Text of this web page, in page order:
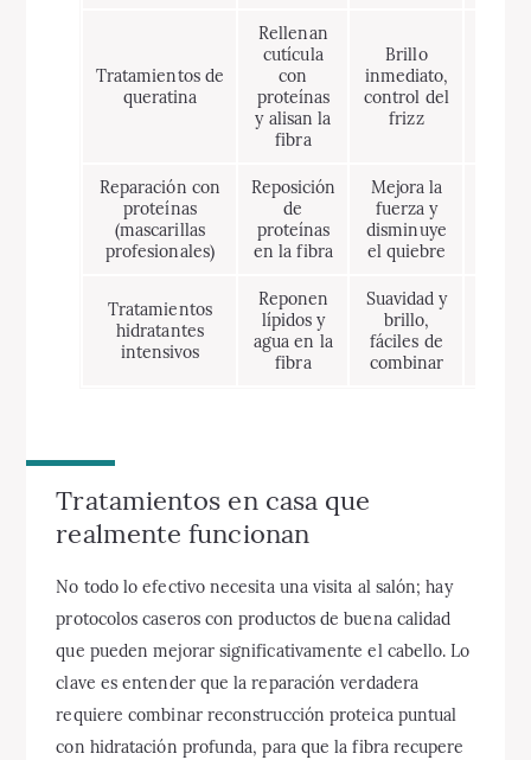
Tratamientos de
queratina
Rellenan
cutícula
con
proteínas
y alisan la
fibra
Brillo
inmediato,
control del
frizz
Reparación con
proteínas
(mascarillas
profesionales)
Reposición
de
proteínas
en la fibra
Mejora la
fuerza y
disminuye
el quiebre
Tratamientos
hidratantes
intensivos
Reponen
lípidos y
agua en la
fibra
Suavidad y
brillo,
fáciles de
combinar
Tratamientos en casa que
realmente funcionan
No todo lo efectivo necesita una visita al salón; hay
protocolos caseros con productos de buena calidad
que pueden mejorar significativamente el cabello. Lo
clave es entender que la reparación verdadera
requiere combinar reconstrucción proteica puntual
con hidratación profunda, para que la fibra recupere